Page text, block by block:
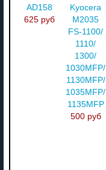
AD158
625 руб
Kyocera
M2035
FS-1100/
1110/
1300/
1030MFP/
1130MFP/
1035MFP/
1135MFP
500 руб